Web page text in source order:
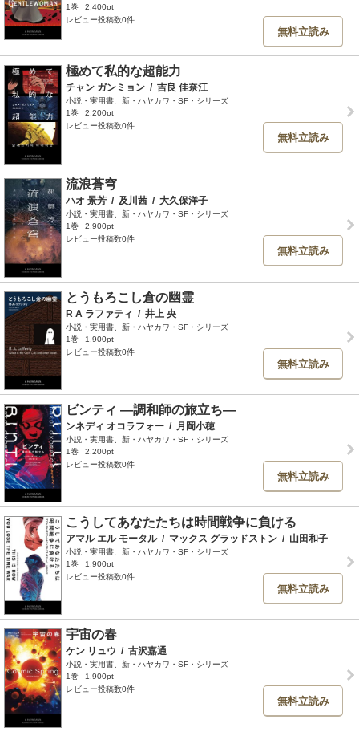
1巻
2,400pt
レビュー投稿数0件
無料立読み
極めて私的な超能力
チャン ガンミョン / 吉良 佳奈江
小説・実用書、新・ハヤカワ・SF・シリーズ
1巻
2,200pt
レビュー投稿数0件
無料立読み
流浪蒼穹
ハオ 景芳 / 及川茜 / 大久保洋子
小説・実用書、新・ハヤカワ・SF・シリーズ
1巻
2,900pt
レビュー投稿数0件
無料立読み
とうもろこし倉の幽霊
R A ラファティ / 井上 央
小説・実用書、新・ハヤカワ・SF・シリーズ
1巻
1,900pt
レビュー投稿数0件
無料立読み
ビンティ ―調和師の旅立ち―
ンネディ オコラフォー / 月岡小穂
小説・実用書、新・ハヤカワ・SF・シリーズ
1巻
2,200pt
レビュー投稿数0件
無料立読み
こうしてあなたたちは時間戦争に負ける
アマル エル モータル / マックス グラッドストン / 山田和子
小説・実用書、新・ハヤカワ・SF・シリーズ
1巻
1,900pt
レビュー投稿数0件
無料立読み
宇宙の春
ケン リュウ / 古沢嘉通
小説・実用書、新・ハヤカワ・SF・シリーズ
1巻
1,900pt
レビュー投稿数0件
無料立読み